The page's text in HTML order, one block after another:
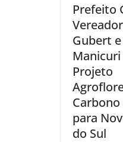
Prefeito
Gubert
Projeto
para
do Sul